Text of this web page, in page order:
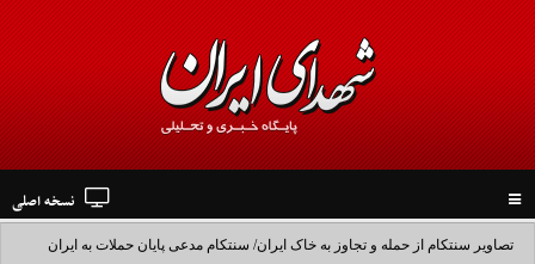
navigation
نسخه اصلی
تصاویر سنتکام از حمله و تجاوز به خاک ایران/ سنتکام مدعی پایان حملات به ایران